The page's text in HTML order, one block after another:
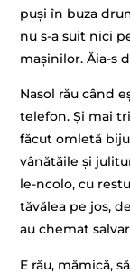
puși în buza
nu s-a suit nici
mașinilor. Ăia-s
Nasol rău când
telefon. Și mai
făcut omletă
vânătăile și
le-ncolo, cu
tăvălea pe jos,
au chemat
E rău, mămică,